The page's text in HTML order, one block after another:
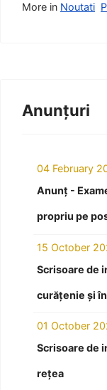
More in Noutati
Anunțuri
04 February
Anunț -
propriu pe
15 October
Scrisoare de
curățenie și
01 October
Scrisoare de
rețea